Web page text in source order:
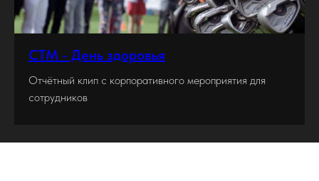
СТМ - День здоровья
Отчётный клип с корпоративного мероприятия для
сотрудников